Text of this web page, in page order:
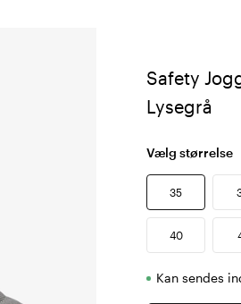
Safety
Lysegrå
Vælg størrelse
35
40
Kan sendes